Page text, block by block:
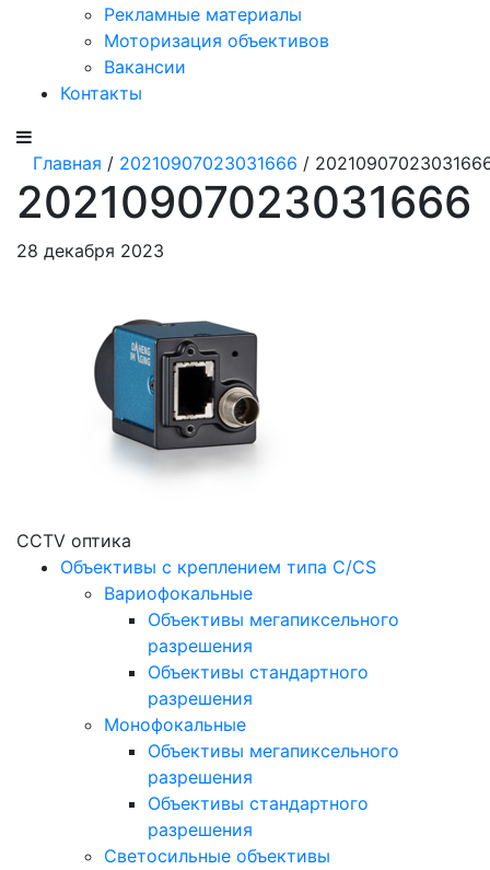
Рекламные материалы
Моторизация объективов
Вакансии
Контакты
Главная / 20210907023031666 /
20210907023031666
28 декабря 2023
CCTV оптика
Объективы с креплением типа C/CS
Вариофокальные
Объективы мегапиксельного
разрешения
Объективы стандартного
разрешения
Монофокальные
Объективы мегапиксельного
разрешения
Объективы стандартного
разрешения
Светосильные объективы